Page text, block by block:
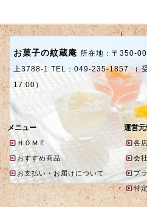
お菓子の紋蔵庵 所在地：〒350-
上3788-1 TEL：049-235-1857 （
17:00）
メニュー
ＨＯＭＥ
おすすめ商品
お支払い・お届けについて
運営元
各
会
プ
特